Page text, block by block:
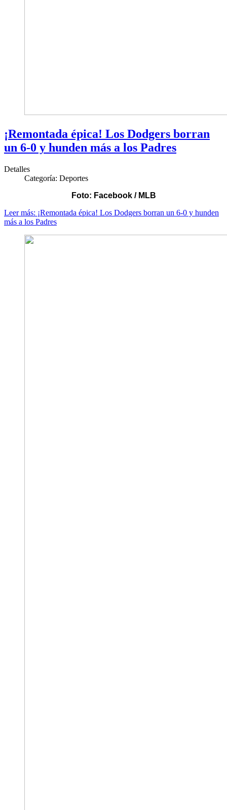
¡Remontada épica! Los Dodgers borran
un 6-0 y hunden más a los Padres
Detalles
Categoría: Deportes
Foto: Facebook / MLB
Leer más: ¡Remontada épica! Los Dodgers borran un 6-0 y hunden
más a los Padres